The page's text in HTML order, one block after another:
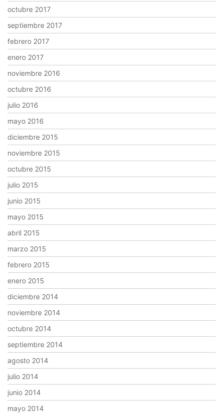
octubre 2017
septiembre 2017
febrero 2017
enero 2017
noviembre 2016
octubre 2016
julio 2016
mayo 2016
diciembre 2015
noviembre 2015
octubre 2015
julio 2015
junio 2015
mayo 2015
abril 2015
marzo 2015
febrero 2015
enero 2015
diciembre 2014
noviembre 2014
octubre 2014
septiembre 2014
agosto 2014
julio 2014
junio 2014
mayo 2014